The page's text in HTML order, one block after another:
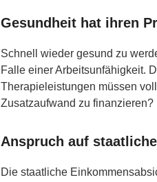
Gesundheit hat ihren
Schnell wieder gesund zu
Falle einer Arbeitsunfähigkeit.
Therapieleistungen müssen
Zusatzaufwand zu finanzieren?
Anspruch auf
Die staatliche